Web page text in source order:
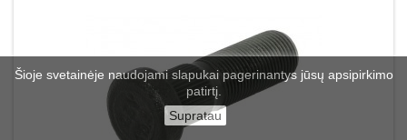
Šioje svetainėje naudojami slapukai pagerinantys jūsų apsipirkimo
patirtį.
Supratau